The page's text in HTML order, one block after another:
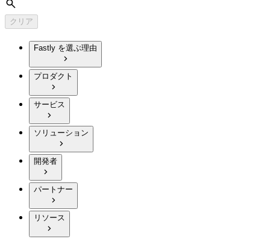
検索
クリア
Fastly を選ぶ理由
プロダクト
サービス
ソリューション
開発者
パートナー
リソース